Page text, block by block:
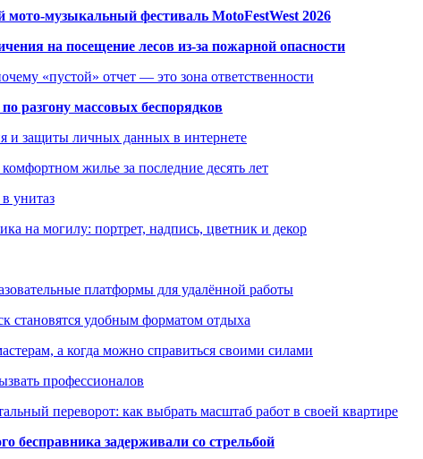
мото-музыкальный фестиваль MotoFestWest 2026
на посещение лесов из-за пожарной опасности
«пустой» отчет — это зона ответственности
разгону массовых беспорядков
и защиты личных данных в интернете
жилье за последние десять лет
унитаз
на могилу: портрет, надпись, цветник и декор
платформы для удалённой работы
становятся удобным форматом отдыха
а когда можно справиться своими силами
профессионалов
переворот: как выбрать масштаб работ в своей квартире
бесправника задерживали со стрельбой